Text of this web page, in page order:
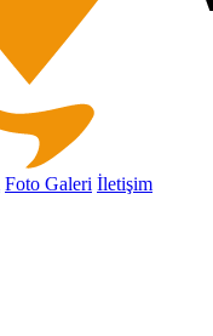
Foto Galeri İletişim